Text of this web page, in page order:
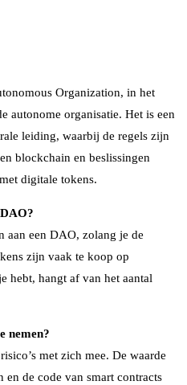
Organization, in het
autonome organisatie. Het is een
leiding, waarbij de regels zijn
blockchain en beslissingen
digitale tokens.
aan een DAO, zolang je de
zijn vaak te koop op
hebt, hangt af van het aantal
nemen?
met zich mee. De waarde
en de code van smart contracts